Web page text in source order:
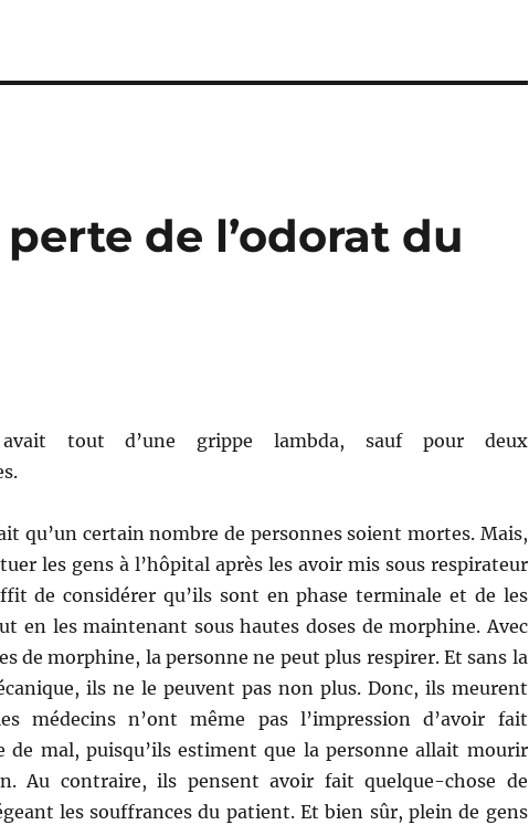
de l’odorat du
tout d’une grippe lambda, sauf pour deux
qu’un certain nombre de personnes soient mortes. Mais,
les gens à l’hôpital après les avoir mis sous respirateur
de considérer qu’ils sont en phase terminale et de les
en les maintenant sous hautes doses de morphine. Avec
de morphine, la personne ne peut plus respirer. Et sans la
ils ne le peuvent pas non plus. Donc, ils meurent
médecins n’ont même pas l’impression d’avoir fait
de mal, puisqu’ils estiment que la personne allait mourir
Au contraire, ils pensent avoir fait quelque-chose de
les souffrances du patient. Et bien sûr, plein de gens